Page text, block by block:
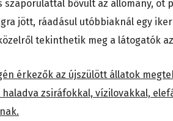
szaporulattal bővült az állomány, öt
jött, ráadásul utóbbiaknál egy
tekinthetik meg a látogatók
érkezők az újszülött állatok
zsiráfokkal, vízilovakkal,